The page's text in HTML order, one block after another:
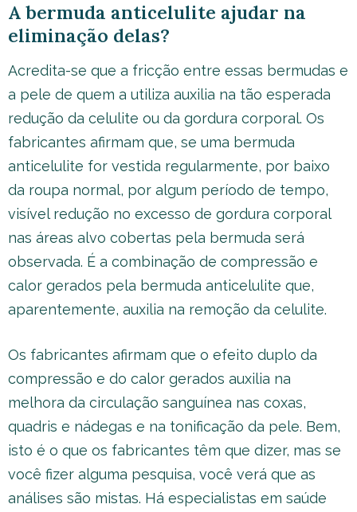
A bermuda anticelulite ajudar na
eliminação delas?
Acredita-se que a fricção entre essas bermudas e
a pele de quem a utiliza auxilia na tão esperada
redução da celulite ou da gordura corporal. Os
fabricantes afirmam que, se uma bermuda
anticelulite for vestida regularmente, por baixo
da roupa normal, por algum período de tempo,
visível redução no excesso de gordura corporal
nas áreas alvo cobertas pela bermuda será
observada. É a combinação de compressão e
calor gerados pela bermuda anticelulite que,
aparentemente, auxilia na remoção da celulite.
Os fabricantes afirmam que o efeito duplo da
compressão e do calor gerados auxilia na
melhora da circulação sanguínea nas coxas,
quadris e nádegas e na tonificação da pele. Bem,
isto é o que os fabricantes têm que dizer, mas se
você fizer alguma pesquisa, você verá que as
análises são mistas. Há especialistas em saúde